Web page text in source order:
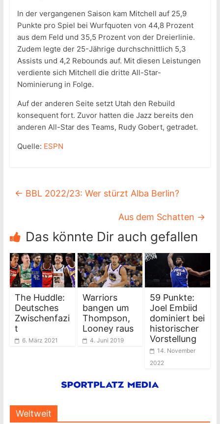
In der vergangenen Saison kam Mitchell auf 25,9
Punkte pro Spiel bei Wurfquoten von 44,8 Prozent
aus dem Feld und 35,5 Prozent von der Dreierlinie.
Zudem legte der 25-Jährige durchschnittlich 5,3
Assists und 4,2 Rebounds auf. Mit diesen Leistungen
verdiente sich Mitchell die dritte All-Star-
Nominierung in Folge.
Auf der anderen Seite setzt Utah den Rebuild
konsequent fort. Zuvor hatten die Jazz bereits den
anderen All-Star des Teams, Rudy Gobert, getradet.
Quelle: ESPN
← BBL 2022/23: Wer stürzt Alba Berlin?
Aus dem Schatten →
Das könnte Dir auch gefallen
The Huddle:
Deutsches
Zwischenfazi
t
6. März 2021
Warriors
bangen um
Thompson,
Looney raus
4. Juni 2019
59 Punkte:
Joel Embiid
dominiert bei
historischer
Vorstellung
14. November
2022
Weltweit